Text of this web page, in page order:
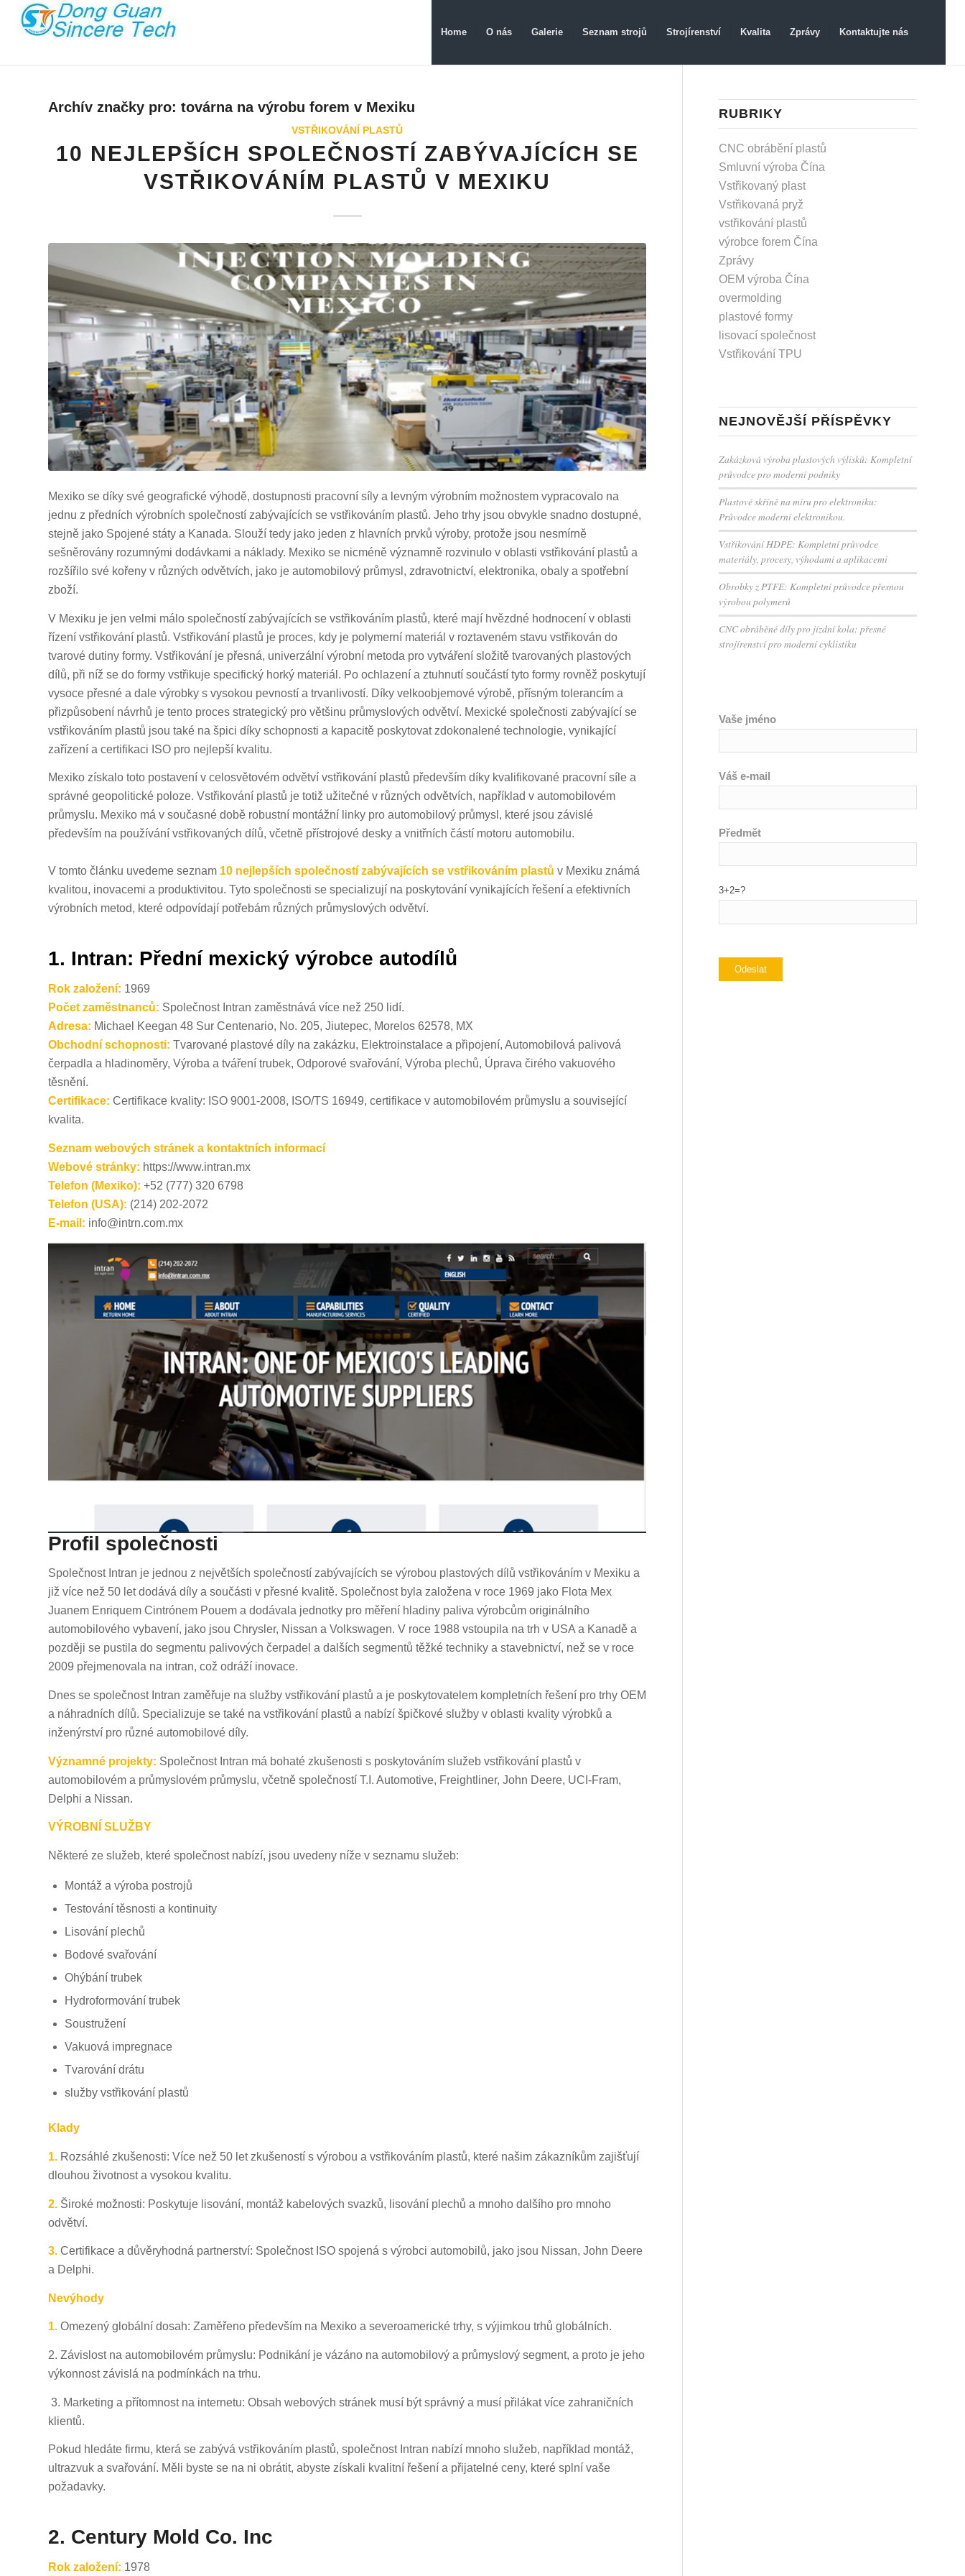
Home O nás Galerie Seznam strojů Strojírenství Kvalita Zprávy Kontaktujte nás
Archív značky pro: továrna na výrobu forem v Mexiku
VSTŘIKOVÁNÍ PLASTŮ
10 NEJLEPŠÍCH SPOLEČNOSTÍ ZABÝVAJÍCÍCH SE
VSTŘIKOVÁNÍM PLASTŮ V MEXIKU
Mexiko se díky své geografické výhodě, dostupnosti pracovní síly a levným výrobním možnostem vypracovalo na
jednu z předních výrobních společností zabývajících se vstřikováním plastů. Jeho trhy jsou obvykle snadno dostupné,
stejně jako Spojené státy a Kanada. Slouží tedy jako jeden z hlavních prvků výroby, protože jsou nesmírně
sešněrovány rozumnými dodávkami a náklady. Mexiko se nicméně významně rozvinulo v oblasti vstřikování plastů a
rozšířilo své kořeny v různých odvětvích, jako je automobilový průmysl, zdravotnictví, elektronika, obaly a spotřební
zboží.
V Mexiku je jen velmi málo společností zabývajících se vstřikováním plastů, které mají hvězdné hodnocení v oblasti
řízení vstřikování plastů. Vstřikování plastů je proces, kdy je polymerní materiál v roztaveném stavu vstřikován do
tvarové dutiny formy. Vstřikování je přesná, univerzální výrobní metoda pro vytváření složitě tvarovaných plastových
dílů, při níž se do formy vstřikuje specifický horký materiál. Po ochlazení a ztuhnutí součástí tyto formy rovněž poskytují
vysoce přesné a dale výrobky s vysokou pevností a trvanlivostí. Díky velkoobjemové výrobě, přísným tolerancím a
přizpůsobení návrhů je tento proces strategický pro většinu průmyslových odvětví. Mexické společnosti zabývající se
vstřikováním plastů jsou také na špici díky schopnosti a kapacitě poskytovat zdokonalené technologie, vynikající
zařízení a certifikaci ISO pro nejlepší kvalitu.
Mexiko získalo toto postavení v celosvětovém odvětví vstřikování plastů především díky kvalifikované pracovní síle a
správné geopolitické poloze. Vstřikování plastů je totiž užitečné v různých odvětvích, například v automobilovém
průmyslu. Mexiko má v současné době robustní montážní linky pro automobilový průmysl, které jsou závislé
především na používání vstřikovaných dílů, včetně přístrojové desky a vnitřních částí motoru automobilu.
V tomto článku uvedeme seznam 10 nejlepších společností zabývajících se vstřikováním plastů v Mexiku známá
kvalitou, inovacemi a produktivitou. Tyto společnosti se specializují na poskytování vynikajících řešení a efektivních
výrobních metod, které odpovídají potřebám různých průmyslových odvětví.
1. Intran: Přední mexický výrobce autodílů
Rok založení: 1969
Počet zaměstnanců: Společnost Intran zaměstnává více než 250 lidí.
Adresa: Michael Keegan 48 Sur Centenario, No. 205, Jiutepec, Morelos 62578, MX
Obchodní schopnosti: Tvarované plastové díly na zakázku, Elektroinstalace a připojení, Automobilová palivová
čerpadla a hladinoměry, Výroba a tváření trubek, Odporové svařování, Výroba plechů, Úprava čirého vakuového
těsnění.
Certifikace: Certifikace kvality: ISO 9001-2008, ISO/TS 16949, certifikace v automobilovém průmyslu a související
kvalita.
Seznam webových stránek a kontaktních informací
Webové stránky: https://www.intran.mx
Telefon (Mexiko): +52 (777) 320 6798
Telefon (USA): (214) 202-2072
E-mail: info@intrn.com.mx
Profil společnosti
Společnost Intran je jednou z největších společností zabývajících se výrobou plastových dílů vstřikováním v Mexiku a
již více než 50 let dodává díly a součásti v přesné kvalitě. Společnost byla založena v roce 1969 jako Flota Mex
Juanem Enriquem Cintrónem Pouem a dodávala jednotky pro měření hladiny paliva výrobcům originálního
automobilového vybavení, jako jsou Chrysler, Nissan a Volkswagen. V roce 1988 vstoupila na trh v USA a Kanadě a
později se pustila do segmentu palivových čerpadel a dalších segmentů těžké techniky a stavebnictví, než se v roce
2009 přejmenovala na intran, což odráží inovace.
Dnes se společnost Intran zaměřuje na služby vstřikování plastů a je poskytovatelem kompletních řešení pro trhy OEM
a náhradních dílů. Specializuje se také na vstřikování plastů a nabízí špičkové služby v oblasti kvality výrobků a
inženýrství pro různé automobilové díly.
Významné projekty: Společnost Intran má bohaté zkušenosti s poskytováním služeb vstřikování plastů v
automobilovém a průmyslovém průmyslu, včetně společností T.I. Automotive, Freightliner, John Deere, UCI-Fram,
Delphi a Nissan.
VÝROBNÍ SLUŽBY
Některé ze služeb, které společnost nabízí, jsou uvedeny níže v seznamu služeb:
Montáž a výroba postrojů
Testování těsnosti a kontinuity
Lisování plechů
Bodové svařování
Ohýbání trubek
Hydroformování trubek
Soustružení
Vakuová impregnace
Tvarování drátu
služby vstřikování plastů
Klady
1. Rozsáhlé zkušenosti: Více než 50 let zkušeností s výrobou a vstřikováním plastů, které našim zákazníkům zajišťují
dlouhou životnost a vysokou kvalitu.
2. Široké možnosti: Poskytuje lisování, montáž kabelových svazků, lisování plechů a mnoho dalšího pro mnoho
odvětví.
3. Certifikace a důvěryhodná partnerství: Společnost ISO spojená s výrobci automobilů, jako jsou Nissan, John Deere
a Delphi.
Nevýhody
1. Omezený globální dosah: Zaměřeno především na Mexiko a severoamerické trhy, s výjimkou trhů globálních.
2. Závislost na automobilovém průmyslu: Podnikání je vázáno na automobilový a průmyslový segment, a proto je jeho
výkonnost závislá na podmínkách na trhu.
3. Marketing a přítomnost na internetu: Obsah webových stránek musí být správný a musí přilákat více zahraničních
klientů.
Pokud hledáte firmu, která se zabývá vstřikováním plastů, společnost Intran nabízí mnoho služeb, například montáž,
ultrazvuk a svařování. Měli byste se na ni obrátit, abyste získali kvalitní řešení a přijatelné ceny, které splní vaše
požadavky.
2. Century Mold Co. Inc
Rok založení: 1978
RUBRIKY
CNC obrábění plastů
Smluvní výroba Čína
Vstřikovaný plast
Vstřikovaná pryž
vstřikování plastů
výrobce forem Čína
Zprávy
OEM výroba Čína
overmolding
plastové formy
lisovací společnost
Vstřikování TPU
NEJNOVĚJŠÍ PŘÍSPĚVKY
Zakázková výroba plastových výlisků: Kompletní
průvodce pro moderní podniky
Plastové skříně na míru pro elektroniku:
Průvodce moderní elektronikou.
Vstřikování HDPE: Kompletní průvodce
materiály, procesy, výhodami a aplikacemi
Obrobky z PTFE: Kompletní průvodce přesnou
výrobou polymerů
CNC obráběné díly pro jízdní kola: přesné
strojírenství pro moderní cyklistiku
Vaše jméno
Váš e-mail
Předmět
3+2=?